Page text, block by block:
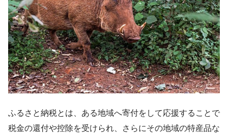
ふるさと納税とは、ある地域へ寄付をして応援することで
税金の還付や控除を受けられ、さらにその地域の特産品な